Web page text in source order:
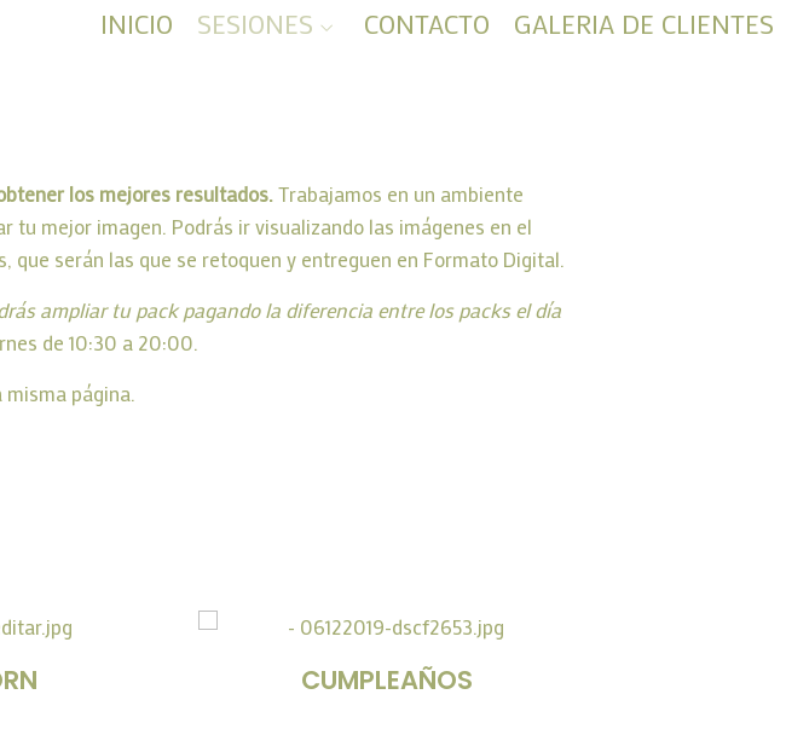
INICIO SESIONES CONTACTO GALERIA DE CLIENTES
los mejores resultados.Trabajamos en un ambiente
tu mejor imagen. Podrás ir visualizando las imágenes en el
serán las que se retoquen y entreguen en Formato Digital.
ampliar tu pack pagando la diferencia entre los packs el día
de 10:30 a 20:00.
página.
CUMPLEAÑOS